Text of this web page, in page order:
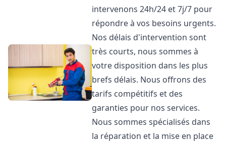
intervenons 24h/24 et 7j/7 pour
répondre à vos besoins urgents.
Nos délais d'intervention sont
très courts, nous sommes à
votre disposition dans les plus
brefs délais. Nous offrons des
tarifs compétitifs et des
garanties pour nos services.
Nous sommes spécialisés dans
la réparation et la mise en place